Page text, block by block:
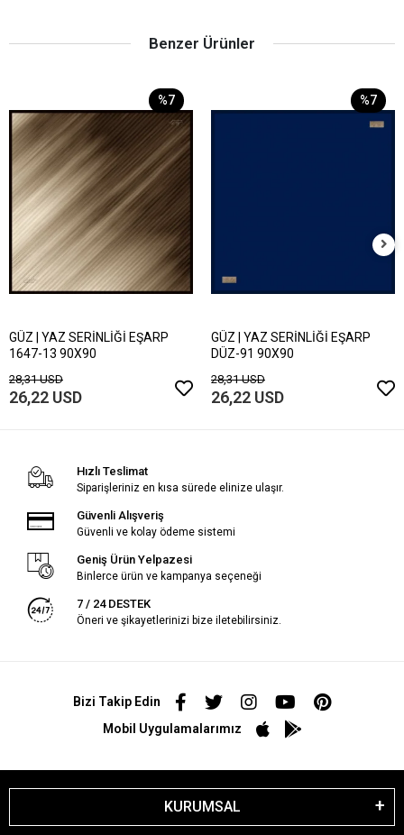
Benzer Ürünler
%7
GÜZ | YAZ SERİNLİĞİ EŞARP
1647-13 90X90
28,31 USD
26,22 USD
%7
GÜZ | YAZ SERİNLİĞİ EŞARP
DÜZ-91 90X90
28,31 USD
26,22 USD
Hızlı Teslimat
Siparişleriniz en kısa sürede elinize ulaşır.
Güvenli Alışveriş
Güvenli ve kolay ödeme sistemi
Geniş Ürün Yelpazesi
Binlerce ürün ve kampanya seçeneği
7 / 24 DESTEK
Öneri ve şikayetlerinizi bize iletebilirsiniz.
Bizi Takip Edin
Mobil Uygulamalarımız
KURUMSAL